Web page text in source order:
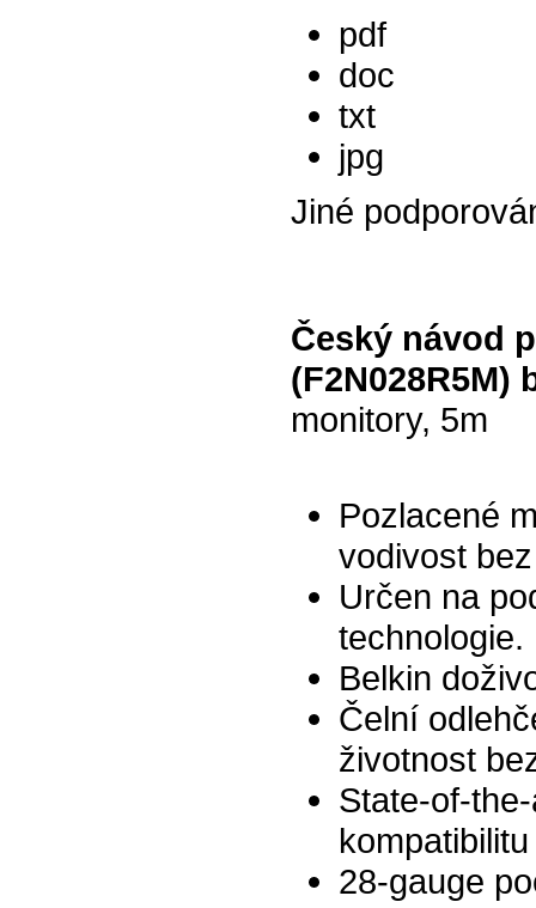
pdf
doc
txt
jpg
Jiné
Český návod
(F2N028R5M)
monitory, 5m
Pozlacené
vodivost
Určen na
technologie.
Belkin
Čelní
životnost
State-of-
28-gauge